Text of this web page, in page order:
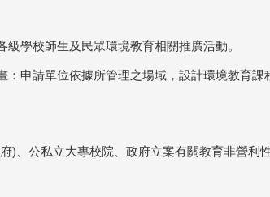
學校師生及民眾環境教育相關推廣活動。
：申請單位依據所管理之場域，設計環境教育
)、公私立大專校院、政府立案有關教育非營利性